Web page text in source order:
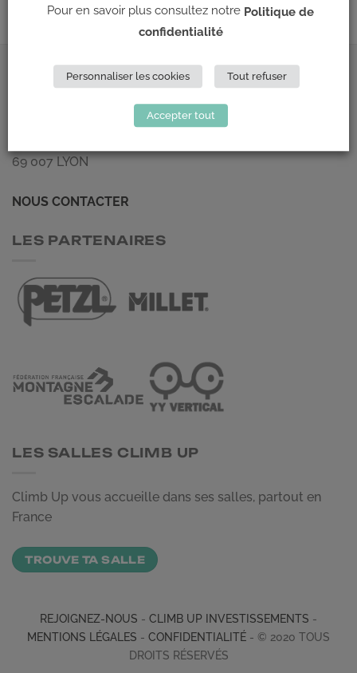
ADRESSE
Climb Up (Siège social)
69 007 LYON
NOUS CONTACTER
LES PARTENAIRES
LES SALLES CLIMB UP
Climb Up vous accueille dans ses salles, partout en
France
TROUVE TA SALLE
REJOIGNEZ-NOUS - CLIMB UP INVESTISSEMENTS -
MENTIONS LÉGALES - CONFIDENTIALITÉ - © 2020 TOUS
DROITS RÉSERVÉS
Pour en savoir plus consultez notre Politique de
confidentialité
Personnaliser les cookies Tout refuser
Accepter tout